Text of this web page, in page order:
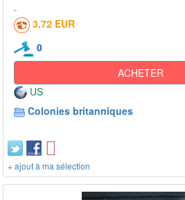
3,72 EUR
0
ACHETER
US
Colonies britanniques
+ ajout à ma sélection